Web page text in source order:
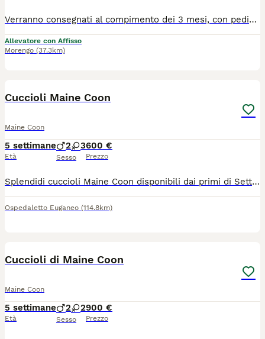
Verranno consegnati al compimento dei 3 mesi, con pedigree AFeF da compagnia. Profilassi vaccinale completa, thermochip! Verrà consegnato un kit puppy per accoglierlo nella nuova casa! Genitori testati e eco pulito!
Allevatore con Affisso
Morengo (37.3km)
Cuccioli Maine Coon
Maine Coon
5 settimane
Età
2 3
Sesso
600 €
Prezzo
Splendidi cuccioli Maine Coon disponibili dai primi di Settembre. Cediamo meravigliosi cuccioli di Maine Coon nati il 29 Giugno. I cuccioli crescono in un ambiente familiare circondati da amore e cure a contatto con persone e bambini. Saranno ceduti all etá di circa 10 settimane con libretto sanitario aggiornato di prima vaccinazione, sverminazione, e kit cucciolo. Diamo moltissima importanza alla crescita emotiva dei piccoli e alla loro socializzazione. Sono già molto curiosi ed ognuno ha già il suo meraviglioso carattere tipico del gatto Maine Coon: affettuosi, giocherelloni, buoni e coccoli. Mamma brown tabby e papà color crema; i cuccioli sono black tabby, brown tabby e tortie. Per maggiori informazioni o fissare una visita per conoscerci non esitate a contattarmi.
Ospedaletto Euganeo (114.8km)
Cuccioli di Maine Coon
Maine Coon
5 settimane
Età
2 2
Sesso
900 €
Prezzo